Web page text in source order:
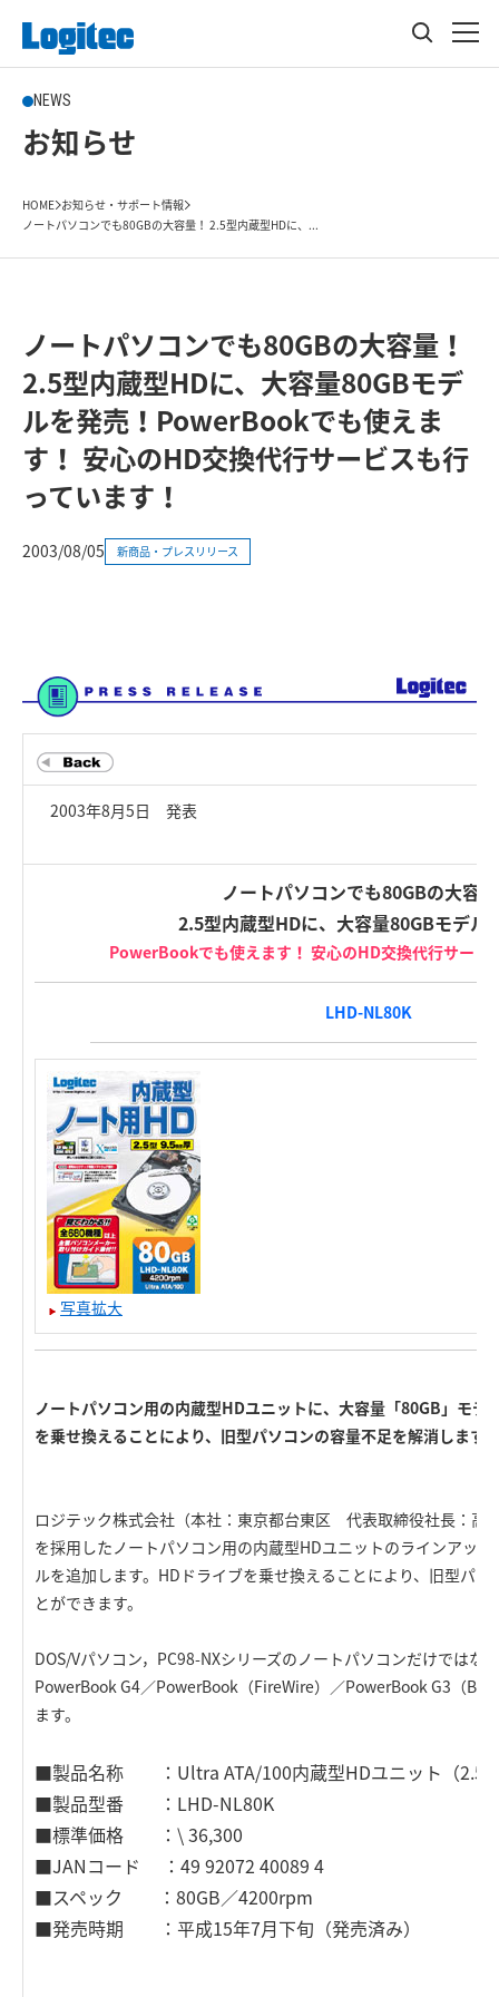
NEWS
お知らせ
HOME お知らせ・サポート情報
ノートパソコンでも80GBの大容量！ 2.5型内蔵型HDに、...
ノートパソコンでも80GBの大容量！
2.5型内蔵型HDに、大容量80GBモデ
ルを発売！PowerBookでも使えま
す！ 安心のHD交換代行サービスも行
っています！
2003/08/05 新商品・プレスリリース
2003年8月5日 発表
ノートパソコンでも80GBの大容
2.5型内蔵型HDに、大容量80GBモデル
PowerBookでも使えます！ 安心のHD交換代行サービ
LHD-NL80K
写真拡大
ノートパソコン用の内蔵型HDユニットに、大容量「80GB」モデ
を乗せ換えることにより、旧型パソコンの容量不足を解消します。
ロジテック株式会社（本社：東京都台東区 代表取締役社長：高
を採用したノートパソコン用の内蔵型HDユニットのラインアッ
ルを追加します。HDドライブを乗せ換えることにより、旧型パ
とができます。
DOS/Vパソコン，PC98-NXシリーズのノートパソコンだけではな
PowerBook G4／PowerBook（FireWire）／PowerBook G3（
ます。
■製品名称 ：Ultra ATA/100内蔵型HDユニット（2.5
■製品型番 ：LHD-NL80K
■標準価格 ：\ 36,300
■JANコード ：49 92072 40089 4
■スペック ：80GB／4200rpm
■発売時期 ：平成15年7月下旬（発売済み）